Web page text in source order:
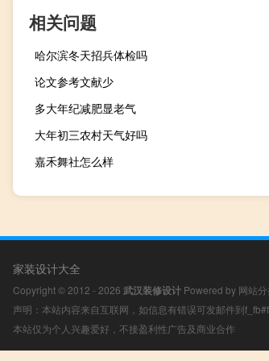
相关问题
哈尔滨冬天招兵体检吗
论文参考文献少
多大年纪减肥显老气
大年初三农村天气好吗
嘉禾舞社怎么样
家装设计大全
Copyright © 2012 - 2026 武汉装修设计 Powered by 网站
声明：本站内容来自互联网，如信息有错误可发邮件到
本站仅为个人兴趣爱好，不接盈利性广告及商业合作